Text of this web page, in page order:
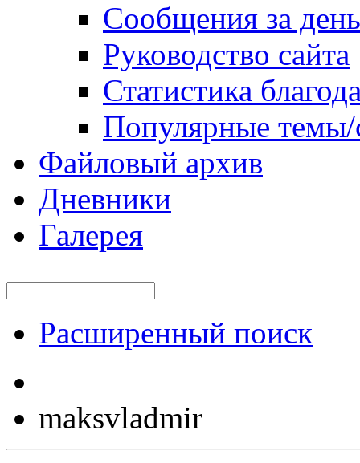
Сообщения за день
Руководство сайта
Статистика
Популярные
Файловый архив
Дневники
Галерея
Расширенный поиск
maksvladmir